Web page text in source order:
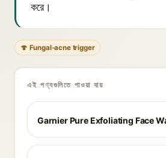
করে।
🍄 Fungal-acne trigger
এই পণ্যগুলিতে পাওয়া যায়
Garnier Pure Exfoliating Face